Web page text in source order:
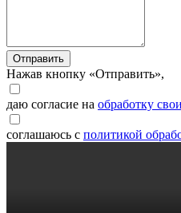
Отправить
Нажав кнопку «Отправить»,
даю согласие на обработку
соглашаюсь с политикой